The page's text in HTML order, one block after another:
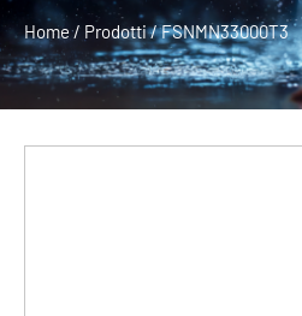
Home/ Prodotti/FSNMN33000T3